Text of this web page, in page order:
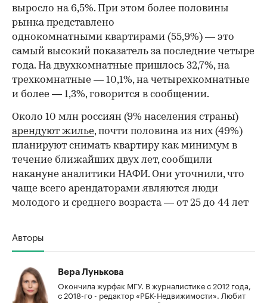
выросло на 6,5%. При этом более половины
рынка представлено
однокомнатными квартирами (55,9%) — это
самый высокий показатель за последние четыре
года. На двухкомнатные пришлось 32,7%, на
трехкомнатные — 10,1%, на четырехкомнатные
и более — 1,3%, говорится в сообщении.
Около 10 млн россиян (9% населения страны)
арендуют жилье, почти половина из них (49%)
планируют снимать квартиру как минимум в
течение ближайших двух лет, сообщили
накануне аналитики НАФИ. Они уточнили, что
чаще всего арендаторами являются люди
молодого и среднего возраста — от 25 до 44 лет
Авторы
Вера Лунькова
Окончила журфак МГУ. В журналистике с 2012 года,
с 2018-го - редактор «РБК-Недвижимости». Любит